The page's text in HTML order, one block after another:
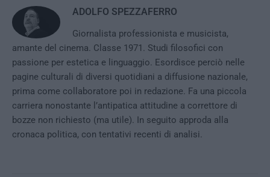
ADOLFO SPEZZAFERRO
Giornalista professionista e musicista,
amante del cinema. Classe 1971. Studi filosofici con
passione per estetica e linguaggio. Esordisce perciò nelle
pagine culturali di diversi quotidiani a diffusione nazionale,
prima come collaboratore poi in redazione. Fa una piccola
carriera nonostante l’antipatica attitudine a correttore di
bozze non richiesto (ma utile). In seguito approda alla
cronaca politica, con tentativi recenti di analisi.